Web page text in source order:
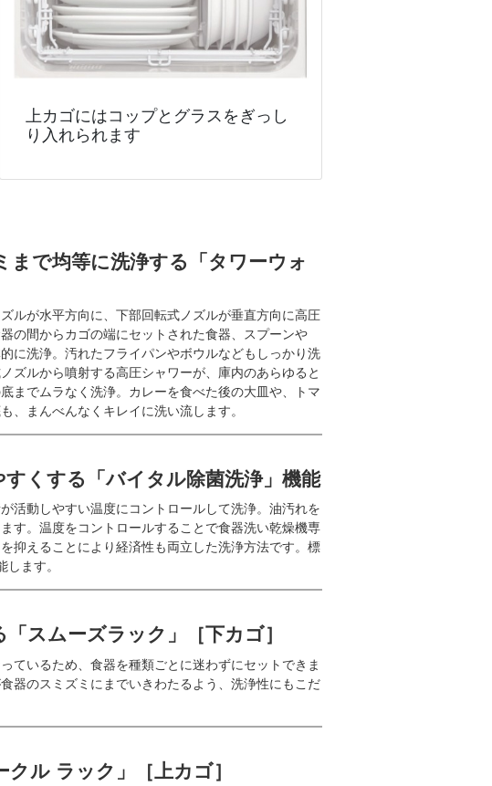
上カゴにはコップとグラスをぎっし
り入れられます
で均等に洗浄する「タワーウォ
ルが水平方向に、下部回転式ノズルが垂直方向に高圧
の間からカゴの端にセットされた食器、スプーンや
に洗浄。汚れたフライパンやボウルなどもしっかり洗
ズルから噴射する高圧シャワーが、庫内のあらゆると
までムラなく洗浄。カレーを食べた後の大皿や、トマ
、まんべんなくキレイに洗い流します。
くする「バイタル除菌洗浄」機能
活動しやすい温度にコントロールして洗浄。油汚れを
す。温度をコントロールすることで食器洗い乾燥機専
抑えることにより経済性も両立した洗浄方法です。標
ます。
スムーズラック」［下カゴ］
ているため、食器を種類ごとに迷わずにセットできま
器のスミズミにまでいきわたるよう、洗浄性にもこだ
ル ラック」［上カゴ］